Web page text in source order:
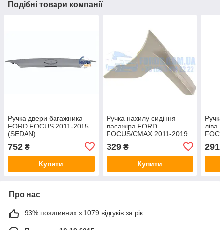
Подібні товари компанії
Ручка двери багажника
FORD FOCUS 2011-2015
(SEDAN)
(1758502/BM51F43400AEXWAA/HMPBM51F43400AEXWAA)
HMPX
752 ₴
Купити
Ручка нахилу сидіння
пасажіра FORD
FOCUS/CMAX 2011-2019
329₴
Купити
291
Про нас
93% позитивних з 1079 відгуків за рік